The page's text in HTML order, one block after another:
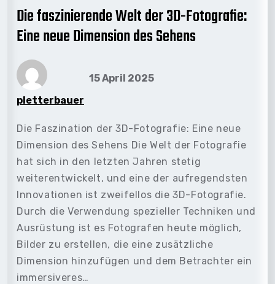
Die faszinierende Welt der 3D-Fotografie:
Eine neue Dimension des Sehens
pletterbauer
15 April 2025
Die Faszination der 3D-Fotografie: Eine neue
Dimension des Sehens Die Welt der Fotografie
hat sich in den letzten Jahren stetig
weiterentwickelt, und eine der aufregendsten
Innovationen ist zweifellos die 3D-Fotografie.
Durch die Verwendung spezieller Techniken und
Ausrüstung ist es Fotografen heute möglich,
Bilder zu erstellen, die eine zusätzliche
Dimension hinzufügen und dem Betrachter ein
immersiveres…